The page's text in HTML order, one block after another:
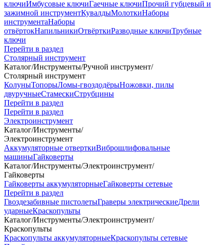
ключиИмбусовые ключиГаечные ключиПрочий губцевый и
зажимной инструментКувалдыМолоткиНаборы
инструментаНаборы
отвёртокНапильникиОтвёрткиРазводные ключиТрубные
ключи
Перейти в раздел
Столярный инструмент
Каталог/Инструменты/Ручной инструмент/
Столярный инструмент
КолуныТопорыЛомы-гвоздодёрыНожовки, пилы
двуручныеСтамескиСтрубцины
Перейти в раздел
Перейти в раздел
Электроинструмент
Каталог/Инструменты/
Электроинструмент
Аккумуляторные отверткиВиброшлифовальные
машиныГайковерты
Каталог/Инструменты/Электроинструмент/
Гайковерты
Гайковерты аккумуляторныеГайковерты сетевые
Перейти в раздел
Гвоздезабивные пистолетыГраверы электрическиеДрели
ударныеКраскопульты
Каталог/Инструменты/Электроинструмент/
Краскопульты
Краскопульты аккумуляторныеКраскопульты сетевые